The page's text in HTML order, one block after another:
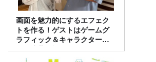
画面を魅力的にするエフェク
トを作る！ゲストはゲームグ
ラフィック＆キャラクター専
攻の遠藤里桜さん！